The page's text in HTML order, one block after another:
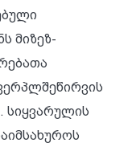
მიზეზ-
სიყვარულის